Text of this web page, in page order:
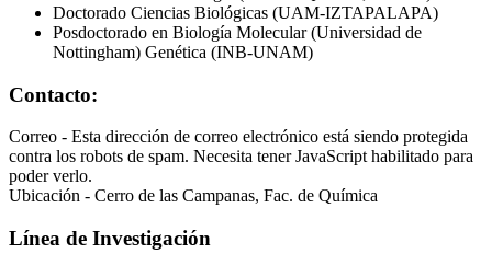
Doctorado Ciencias Biológicas (UAM-IZTAPALAPA)
Posdoctorado en Biología Molecular (Universidad de
Nottingham) Genética (INB-UNAM)
Contacto:
Correo - Esta dirección de correo electrónico está siendo protegida
contra los robots de spam. Necesita tener JavaScript habilitado para
poder verlo.
Ubicación - Cerro de las Campanas, Fac. de Química
Línea de Investigación